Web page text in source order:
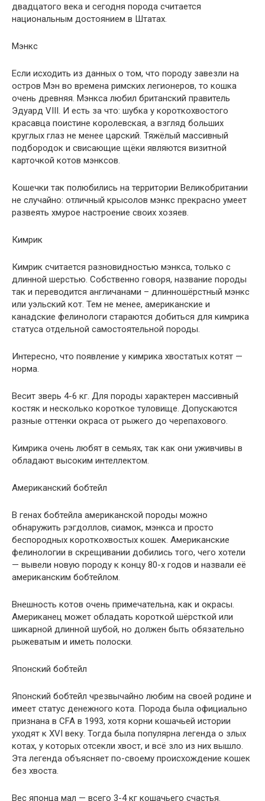
двадцатого века и сегодня порода считается
национальным достоянием в Штатах.
Мэнкс
Если исходить из данных о том, что породу завезли на
остров Мэн во времена римских легионеров, то кошка
очень древняя. Мэнкса любил британский правитель
Эдуард VIII. И есть за что: шубка у короткохвостого
красавца поистине королевская, а взгляд больших
круглых глаз не менее царский. Тяжёлый массивный
подбородок и свисающие щёки являются визитной
карточкой котов мэнксов.
Кошечки так полюбились на территории Великобритании
не случайно: отличный крысолов мэнкс прекрасно умеет
развеять хмурое настроение своих хозяев.
Кимрик
Кимрик считается разновидностью мэнкса, только с
длинной шерстью. Собственно говоря, название породы
так и переводится англичанами – длинношёрстный мэнкс
или уэльский кот. Тем не менее, американские и
канадские фелинологи стараются добиться для кимрика
статуса отдельной самостоятельной породы.
Интересно, что появление у кимрика хвостатых котят —
норма.
Весит зверь 4-6 кг. Для породы характерен массивный
костяк и несколько короткое туловище. Допускаются
разные оттенки окраса от рыжего до черепахового.
Кимрика очень любят в семьях, так как они уживчивы в
обладают высоким интеллектом.
Американский бобтейл
В генах бобтейла американской породы можно
обнаружить рэгдоллов, сиамок, мэнкса и просто
беспородных короткохвостых кошек. Американские
фелинологии в скрещивании добились того, чего хотели
— вывели новую породу к концу 80-х годов и назвали её
американским бобтейлом.
Внешность котов очень примечательна, как и окрасы.
Американец может обладать короткой шёрсткой или
шикарной длинной шубой, но должен быть обязательно
рыжеватым и иметь полоски.
Японский бобтейл
Японский бобтейл чрезвычайно любим на своей родине и
имеет статус денежного кота. Порода была официально
признана в CFA в 1993, хотя корни кошачьей истории
уходят к XVI веку. Тогда была популярна легенда о злых
котах, у которых отсекли хвост, и всё зло из них вышло.
Эта легенда объясняет по-своему происхождение кошек
без хвоста.
Вес японца мал — всего 3-4 кг кошачьего счастья.